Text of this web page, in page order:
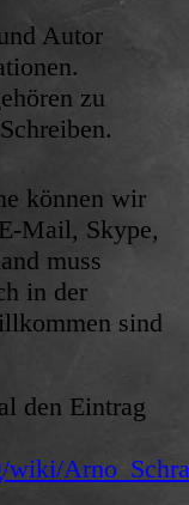
Autor
zu
können wir
Mail, Skype,
muss
in der
sind
den Eintrag